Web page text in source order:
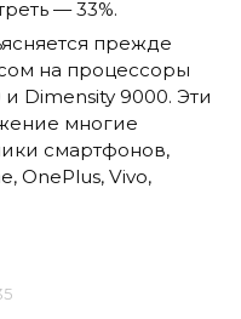
— 33%.
прежде
на процессоры
Dimensity 9000. Эти
многие
смартфонов,
OnePlus, Vivo,